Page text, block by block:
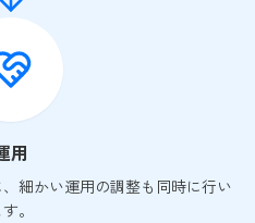
用
細かい運用の調整も同時に行い
。